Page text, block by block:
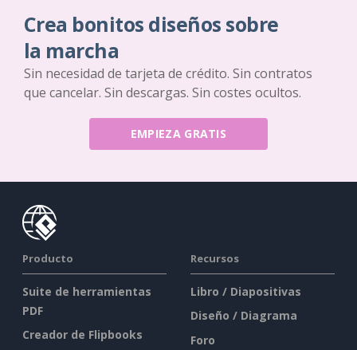
Crea bonitos diseños sobre
la marcha
Sin necesidad de tarjeta de crédito. Sin contratos
que cancelar. Sin descargas. Sin costes ocultos.
EMPIEZA GRATIS
Producto
Suite de herramientas
PDF
Creador de Flipbooks
Recursos
Libro / Diapositivas
Diseño / Diagrama
Foro